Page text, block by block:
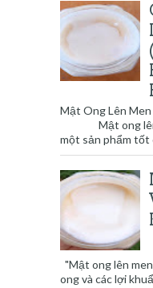
Mật Ong
Mật ong lên
một sản phẩm tốt
"Mật ong lên
ong và các lợi